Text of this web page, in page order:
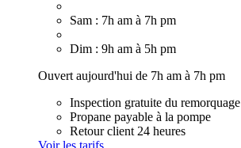
Sam : 7h am à 7h pm
Dim : 9h am à 5h pm
Ouvert aujourd'hui de 7h am à 7h pm
Inspection gratuite du remorquage
Propane payable à la pompe
Retour client 24 heures